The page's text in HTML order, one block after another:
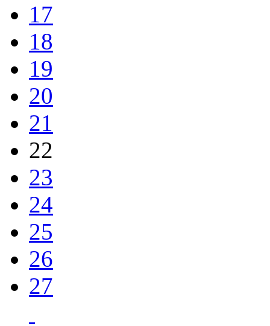
17
18
19
20
21
22
23
24
25
26
27